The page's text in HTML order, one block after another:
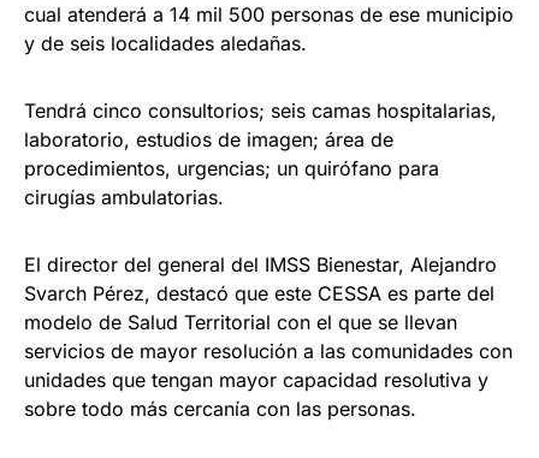
cual atenderá a 14 mil 500 personas de ese municipio
y de seis localidades aledañas.
Tendrá cinco consultorios; seis camas hospitalarias,
laboratorio, estudios de imagen; área de
procedimientos, urgencias; un quirófano para
cirugías ambulatorias.
El director del general del IMSS Bienestar, Alejandro
Svarch Pérez, destacó que este CESSA es parte del
modelo de Salud Territorial con el que se llevan
servicios de mayor resolución a las comunidades con
unidades que tengan mayor capacidad resolutiva y
sobre todo más cercanía con las personas.